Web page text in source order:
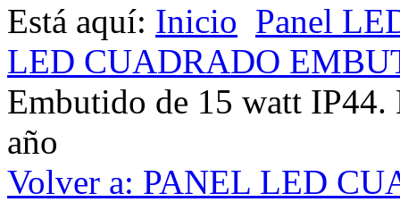
Está aquí: Inicio Panel
LED CUADRADO
Embutido de 15 watt
año
Volver a: PANEL LED